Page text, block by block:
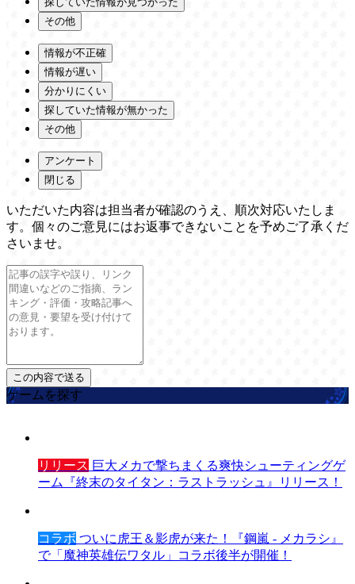
その他
情報が不正確
情報が遅い
分かりにくい
探していた情報が無かった
その他
アンケート
閉じる
いただいた内容は担当者が確認のうえ、順次対応いたしま
す。個々のご意見にはお返事できないことを予めご了承くだ
さいませ。
ゲームを探す
リリース 巨大メカで撃ちまくる爽快シューティングゲ
ーム『終末のタイタン：ラストラッシュ』リリース！
コラボ ついに虎王＆影虎が来た！『鋼嵐 - メカラシ』
で「魔神英雄伝ワタル」コラボ後半が開催！